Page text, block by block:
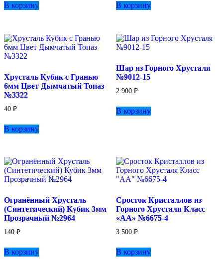
В корзину В корзину
Хрусталь Кубик с Гранью
6мм Цвет Дымчатый Топаз
№3322
40 ₽
В корзину
Шар из Горного Хрусталя
№9012-15
2 900 ₽
В корзину
Огранённый Хрусталь
(Синтетический) Кубик 3мм
Прозрачный №2964
140 ₽
В корзину
Сросток Кристаллов из
Горного Хрусталя Класс
«АА» №6675-4
3 500 ₽
В корзину